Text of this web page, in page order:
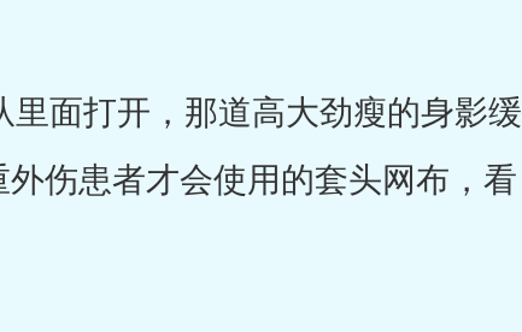
面打开，那道高大劲瘦的身影缓
伤患者才会使用的套头网布，看